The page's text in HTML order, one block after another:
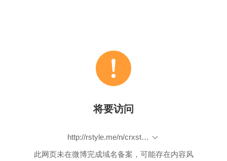
将要访问
http://rstyle.me/n/crxstkbp9if
此网页未在微博完成域名备案，可能存在内容风